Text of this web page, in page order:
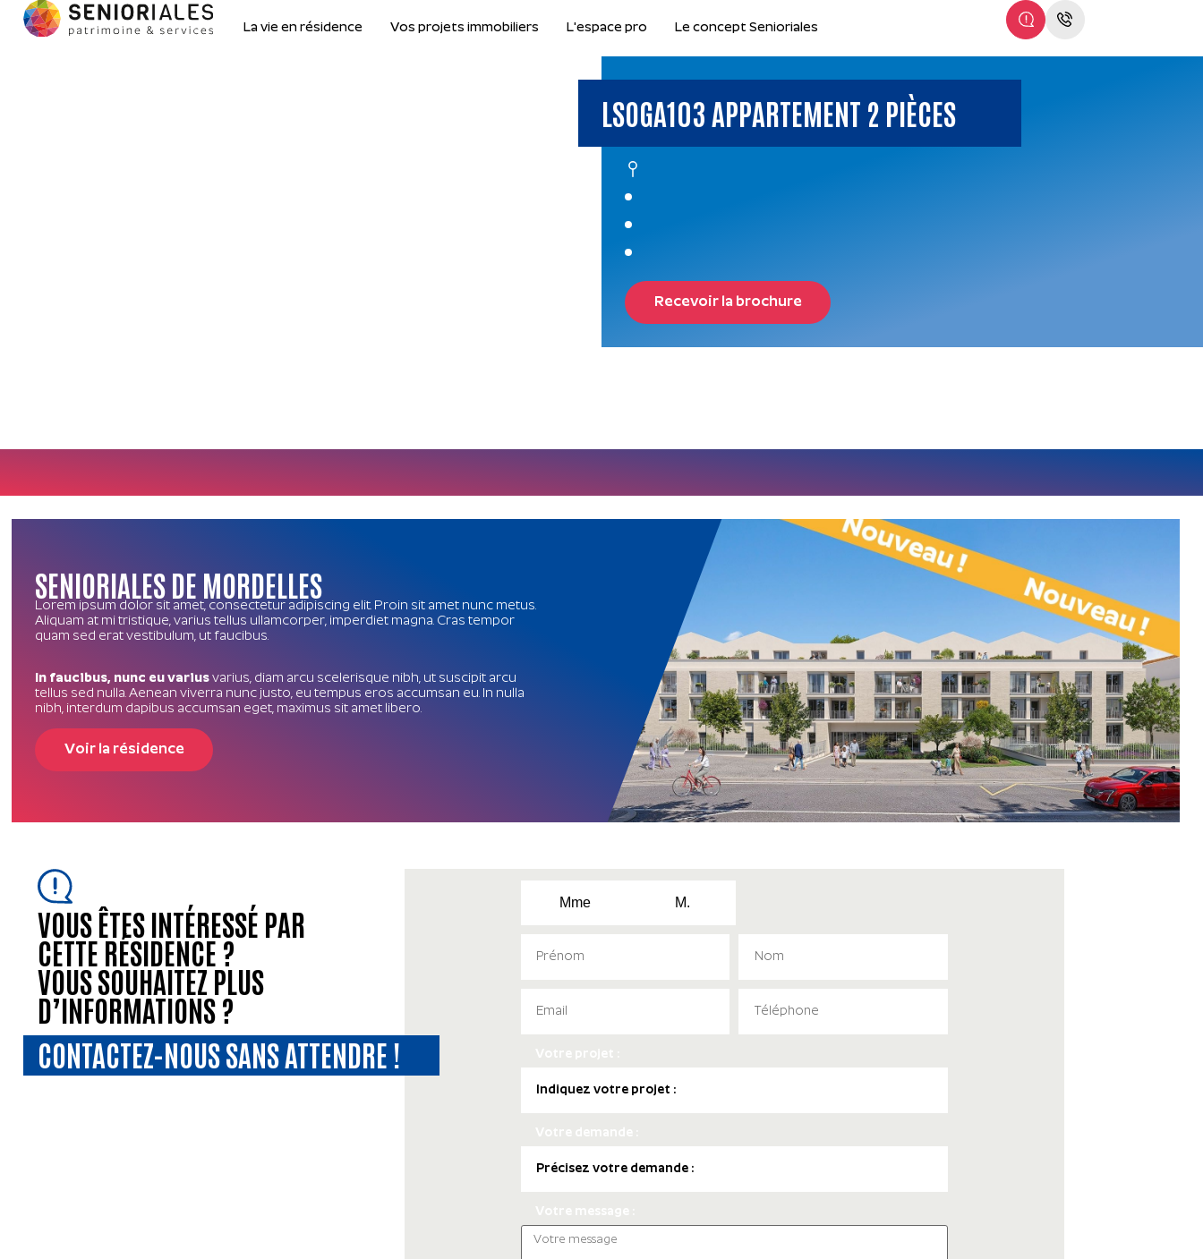
La vie en résidence Vos projets immobiliers L'espace pro Le concept Senioriales
LSOGA103 APPARTEMENT 2 PIÈCES
Recevoir la brochure
SENIORIALES DE MORDELLES
Lorem ipsum dolor sit amet, consectetur adipiscing elit. Proin sit amet nunc metus.
Aliquam at mi tristique, varius tellus ullamcorper, imperdiet magna. Cras tempor
quam sed erat vestibulum, ut faucibus.
In faucibus, nunc eu varius varius, diam arcu scelerisque nibh, ut suscipit arcu
tellus sed nulla. Aenean viverra nunc justo, eu tempus eros accumsan eu. In nulla
nibh, interdum dapibus accumsan eget, maximus sit amet libero.
Voir la résidence
VOUS ÊTES INTÉRESSÉ PAR
CETTE RÉSIDENCE ?
VOUS SOUHAITEZ PLUS
D’INFORMATIONS ?
CONTACTEZ-NOUS SANS ATTENDRE !
Mme M.